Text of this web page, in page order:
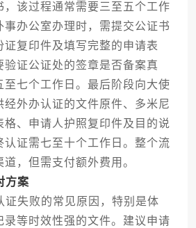
，该过程通常需要三至五个工作
事办公室办理时，需提交公证书
证复印件及填写完整的申请表
验证公证处的签章是否备案真
至七个工作日。最后阶段向大使
经外办认证的文件原件、多米尼
格、申请人护照复印件及目的说
认证需七至十个工作日。整个流
，但需支付额外费用。
方案
失败的常见原因，特别是体
录等时效性强的文件。建议申请